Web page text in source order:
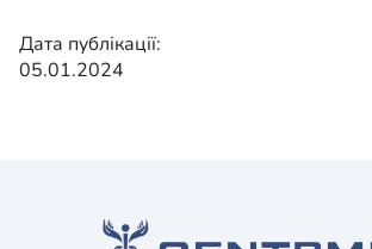
Дата публікації:
05.01.2024